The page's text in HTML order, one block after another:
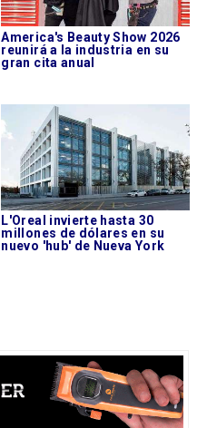
America's Beauty Show 2026
reunirá a la industria en su
gran cita anual
L'Oreal invierte hasta 30
millones de dólares en su
nuevo 'hub' de Nueva York